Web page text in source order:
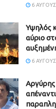
6
Υψηλός
αύριο
6
Aργύρης